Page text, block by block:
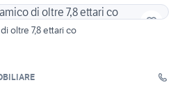
oltre 7,8 ettari co